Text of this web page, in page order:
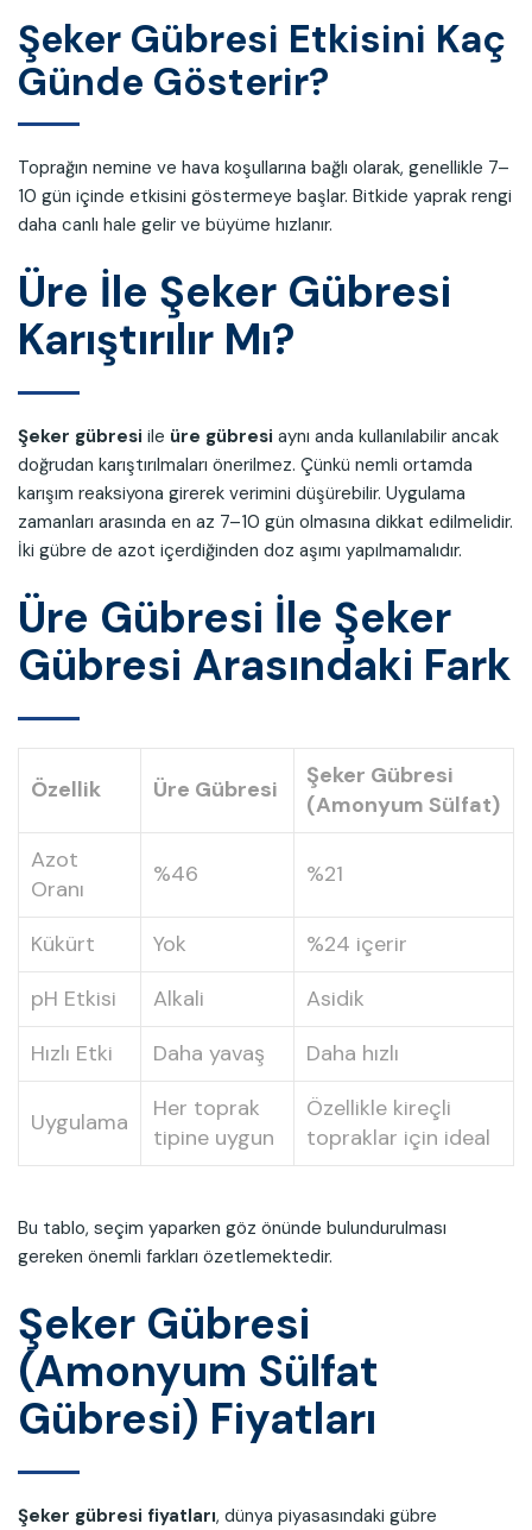
Şeker Gübresi Etkisini Kaç
Günde Gösterir?
Toprağın nemine ve hava koşullarına bağlı olarak, genellikle 7–
10 gün içinde etkisini göstermeye başlar. Bitkide yaprak rengi
daha canlı hale gelir ve büyüme hızlanır.
Üre İle Şeker Gübresi
Karıştırılır Mı?
Şeker gübresi ile üre gübresi aynı anda kullanılabilir ancak
doğrudan karıştırılmaları önerilmez. Çünkü nemli ortamda
karışım reaksiyona girerek verimini düşürebilir. Uygulama
zamanları arasında en az 7–10 gün olmasına dikkat edilmelidir.
İki gübre de azot içerdiğinden doz aşımı yapılmamalıdır.
Üre Gübresi İle Şeker
Gübresi Arasındaki Fark
Özellik Üre Gübresi
Şeker Gübresi
(Amonyum Sülfat)
Azot
Oranı
%46 %21
Kükürt Yok
%24 içerir
pH Etkisi
Alkali
Asidik
Hızlı Etki
Daha yavaş Daha hızlı
Uygulama
Her toprak
tipine uygun
Özellikle kireçli
topraklar için ideal
Bu tablo, seçim yaparken göz önünde bulundurulması
gereken önemli farkları özetlemektedir.
Şeker Gübresi
(Amonyum Sülfat
Gübresi) Fiyatları
Şeker gübresi fiyatları, dünya piyasasındaki gübre